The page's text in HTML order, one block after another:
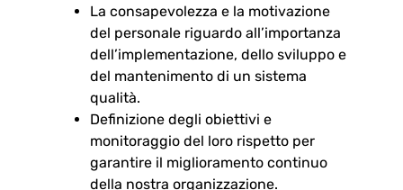
La consapevolezza e la motivazione
del personale riguardo all’importanza
dell’implementazione, dello sviluppo e
del mantenimento di un sistema
qualità.
Definizione degli obiettivi e
monitoraggio del loro rispetto per
garantire il miglioramento continuo
della nostra organizzazione.